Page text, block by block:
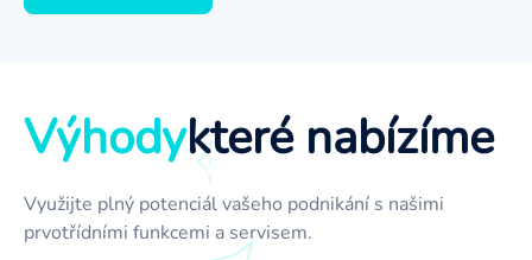
Výhodykteré nabízíme
Využijte plný potenciál vašeho podnikání s našimi
prvotřídními funkcemi a servisem.